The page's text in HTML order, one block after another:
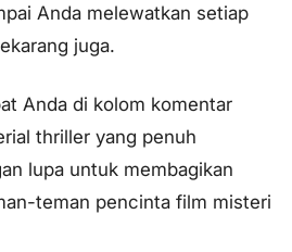
Anda melewatkan setiap
juga.
Anda di kolom komentar
thriller yang penuh
lupa untuk membagikan
teman pencinta film misteri